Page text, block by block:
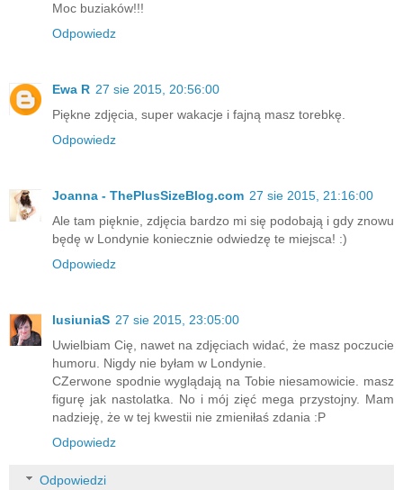
Moc buziaków!!!
Odpowiedz
Ewa R 27 sie 2015, 20:56:00
Piękne zdjęcia, super wakacje i fajną masz torebkę.
Odpowiedz
Joanna - ThePlusSizeBlog.com 27 sie 2015, 21:16:00
Ale tam pięknie, zdjęcia bardzo mi się podobają i gdy znowu
będę w Londynie koniecznie odwiedzę te miejsca! :)
Odpowiedz
lusiuniaS 27 sie 2015, 23:05:00
Uwielbiam Cię, nawet na zdjęciach widać, że masz poczucie
humoru. Nigdy nie byłam w Londynie.
CZerwone spodnie wyglądają na Tobie niesamowicie. masz
figurę jak nastolatka. No i mój zięć mega przystojny. Mam
nadzieję, że w tej kwestii nie zmieniłaś zdania :P
Odpowiedz
Odpowiedzi